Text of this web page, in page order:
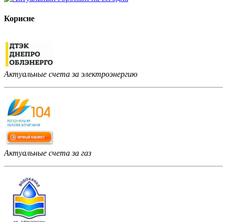
Корисне
Актуальные счета за электроэнергию
Актуальные счета за газ